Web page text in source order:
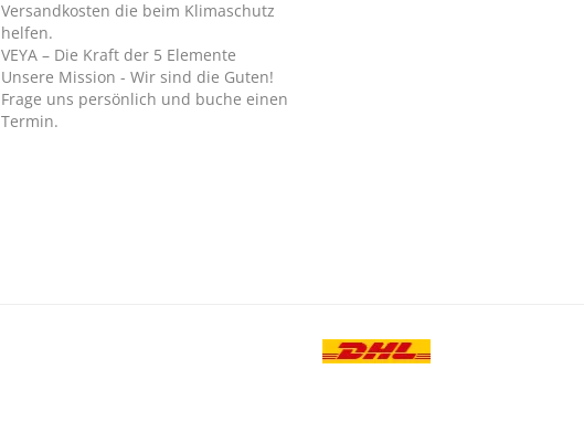
Versandkosten die beim Klimaschutz
helfen.
VEYA – Die Kraft der 5 Elemente
Unsere Mission - Wir sind die Guten!
Frage uns persönlich und buche einen
Termin.